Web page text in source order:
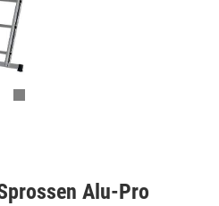
Alu-Pro